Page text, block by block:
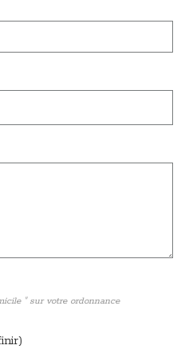
" sur votre ordonnance